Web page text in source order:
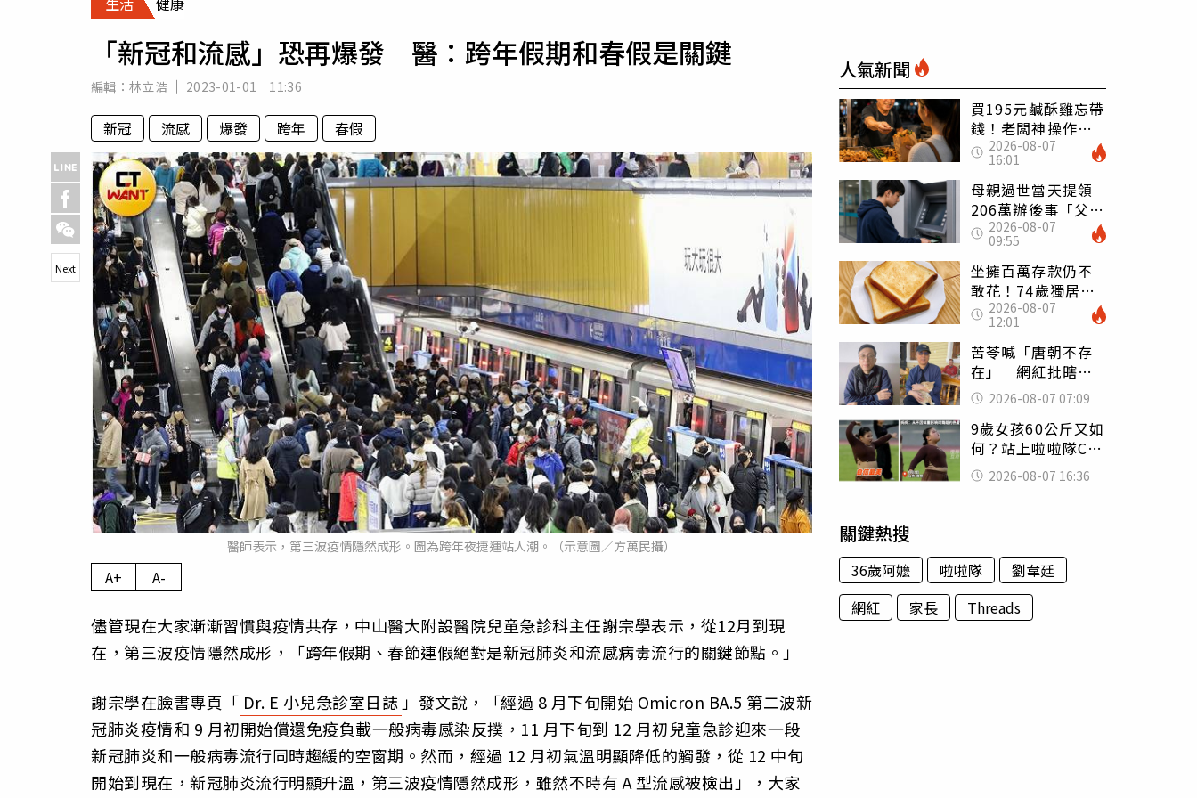
專欄
房產新勢力
運勢
「新冠和流感」恐再爆發 醫：跨年假期和春假是關鍵
編輯： 林立浩 2023-01-01 11:36
新冠 流感 爆發 跨年 春假
醫師表示，第三波疫情隱然成形。圖為跨年夜捷運站人潮。（示意圖／方萬民攝）
Next
A+ A-
儘管現在大家漸漸習慣與疫情共存，中山醫大附設醫院兒童急診科主任謝宗學表示，從12月到現
在，第三波疫情隱然成形，「跨年假期、春節連假絕對是新冠肺炎和流感病毒流行的關鍵節點。」
謝宗學在臉書專頁「 Dr. E 小兒急診室日誌」發文說，「經過 8 月下旬開始 Omicron BA.5 第二波新
冠肺炎疫情和 9 月初開始償還免疫負載一般病毒感染反撲，11 月下旬到 12 月初兒童急診迎來一段
新冠肺炎和一般病毒流行同時趨緩的空窗期。然而，經過 12 月初氣溫明顯降低的觸發，從 12 中旬
開始到現在，新冠肺炎流行明顯升溫，第三波疫情隱然成形，雖然不時有 A 型流感被檢出」，大家
人氣新聞
買195元鹹酥雞忘帶
錢！老闆神操作
「倒找5元」 全網
看哭：這就是台灣
2026-08-07
16:01
母親過世當天提領
206萬辦後事「父子
遭判刑」 律師：
搶錢先下手是罪
2026-08-07
09:55
坐擁百萬存款仍不
敢花！74歲獨居翁
「1餐只吃1片吐
司」 半年後暴瘦
嚇壞女兒
2026-08-07
12:01
苦苓喊「唐朝不存
在」 網紅批瞎編
歷史：李白、杜甫
用鮮卑文寫詩？
2026-08-07 07:09
9歲女孩60公斤又如
何？站上啦啦隊C位
驚艷全場 千萬網
友被圈粉
2026-08-07 16:36
關鍵熱搜
36歲阿嬤 啦啦隊
劉韋廷
網紅
家長 Threads